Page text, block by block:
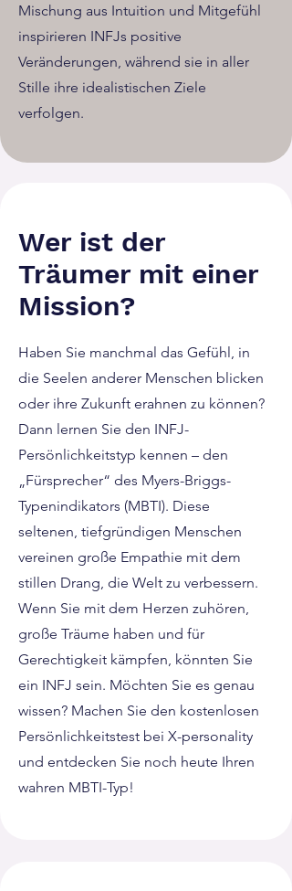
Mischung aus Intuition und Mitgefühl
inspirieren INFJs positive
Veränderungen, während sie in aller
Stille ihre idealistischen Ziele
verfolgen.
Wer ist der
Träumer mit einer
Mission?
Haben Sie manchmal das Gefühl, in
die Seelen anderer Menschen blicken
oder ihre Zukunft erahnen zu können?
Dann lernen Sie den INFJ-
Persönlichkeitstyp kennen – den
„Fürsprecher“ des Myers-Briggs-
Typenindikators (MBTI). Diese
seltenen, tiefgründigen Menschen
vereinen große Empathie mit dem
stillen Drang, die Welt zu verbessern.
Wenn Sie mit dem Herzen zuhören,
große Träume haben und für
Gerechtigkeit kämpfen, könnten Sie
ein INFJ sein. Möchten Sie es genau
wissen? Machen Sie den kostenlosen
Persönlichkeitstest bei X-personality
und entdecken Sie noch heute Ihren
wahren MBTI-Typ!